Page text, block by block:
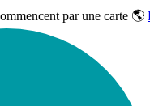
par une carte 🌎